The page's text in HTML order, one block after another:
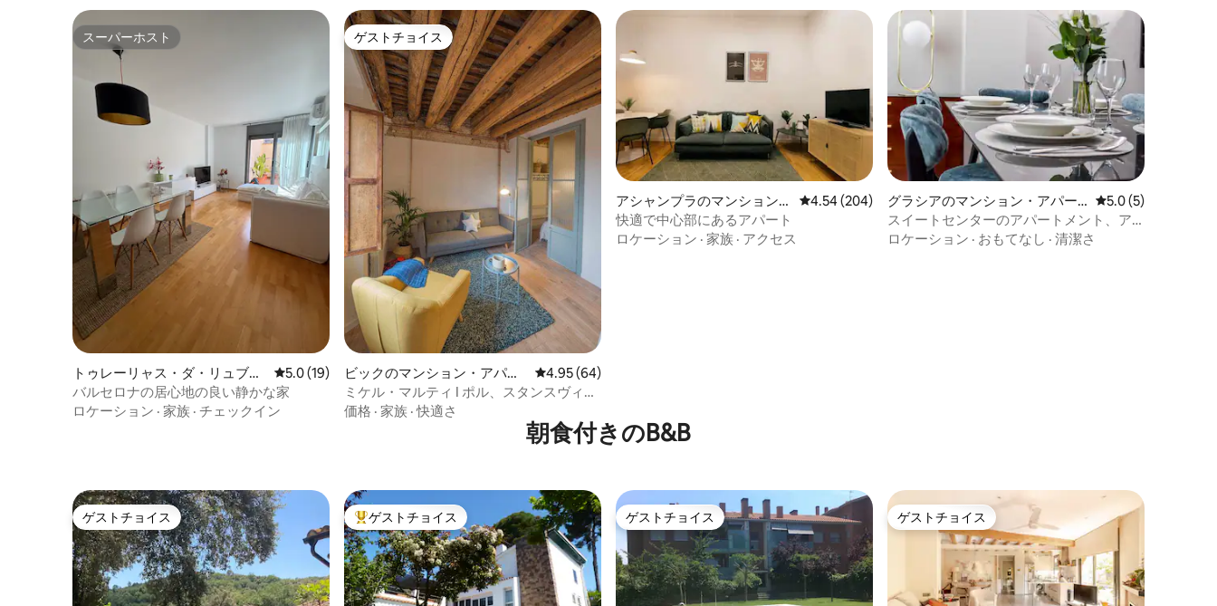
スーパーホスト
スーパーホスト
トゥレーリャス・ダ・リュブラ
ガートのマンション・アパート
レビュー19件、5つ星中5.0つ星の平均評価
5.0 (19)
バルセロナの居心地の良い静かな家
ロケーション · 家族 · チェックイン
ゲストチョイス
ゲストチョイス
ビックのマンション・アパー
ト
レビュー64件、5つ星中4.95つ星の平均評価
4.95 (64)
ミケル・マルティ I ポル、スタンスヴィッ
クのアパートメント
価格 · 家族 ·快適さ
アシャンプラのマンション・
アパート
レビュー204件、5つ星中4.54つ星の平均評価
4.54 (204)
快適で中心部にあるアパート
ロケーション · 家族 · アクセス
グラシアのマンション・アパー
ト
レビュー5件、5つ
5.0 (5)
スイートセンターのアパートメント、ア
パートメントには...
ロケーション · おもてなし · 清潔さ
朝食付きのB&B
ゲストチョイス
ゲストチョイス 大好評のゲストチョイスです。
ゲストチョイス ゲストチョイス
ゲストチョイス ゲストチョイス
ゲストチョイス